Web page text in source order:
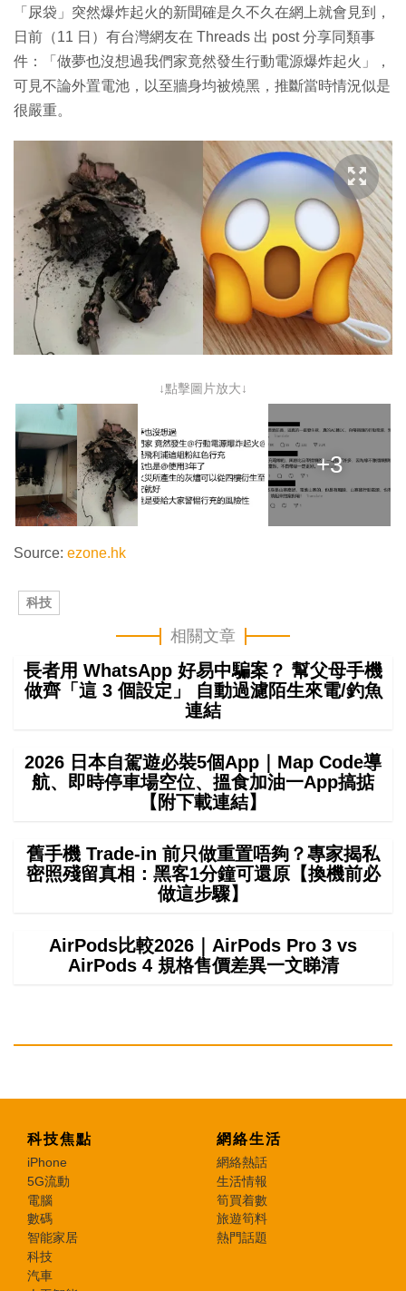
「尿袋」突然爆炸起火的新聞確是久不久在網上就會見到，
日前（11 日）有台灣網友在 Threads 出 post 分享同類事
件：「做夢也沒想過我們家竟然發生行動電源爆炸起火」，
可見不論外置電池，以至牆身均被燒黑，推斷當時情況似是
很嚴重。
↓點擊圖片放大↓
+3
Source: ezone.hk
科技
相關文章
長者用 WhatsApp 好易中騙案？ 幫父母手機
做齊「這 3 個設定」 自動過濾陌生來電/釣魚
連結
2026 日本自駕遊必裝5個App｜Map Code導
航、即時停車場空位、搵食加油一App搞掂
【附下載連結】
舊手機 Trade-in 前只做重置唔夠？專家揭私
密照殘留真相：黑客1分鐘可還原【換機前必
做這步驟】
AirPods比較2026｜AirPods Pro 3 vs
AirPods 4 規格售價差異一文睇清
科技焦點
iPhone
5G流動
電腦
數碼
智能家居
科技
汽車
網絡生活
網絡熱話
生活情報
筍買着數
旅遊筍料
熱門話題